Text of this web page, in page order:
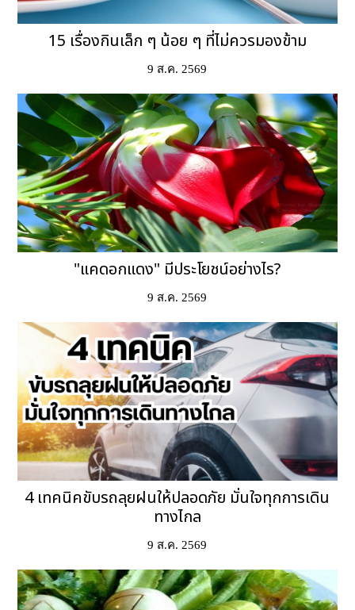
15 เรื่องกินเล็ก ๆ น้อย ๆ ที่ไม่ควรมองข้าม
9 ส.ค. 2569
"แคดอกแดง" มีประโยชน์อย่างไร?
9 ส.ค. 2569
4 เทคนิคขับรถลุยฝนให้ปลอดภัย มั่นใจทุกการเดิน
ทางไกล
9 ส.ค. 2569